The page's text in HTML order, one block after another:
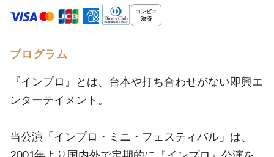
プログラム
『インプロ』とは、台本や打ち合わせがない即興エ
ンターテイメント。
当公演「インプロ・ミニ・フェスティバル」は、